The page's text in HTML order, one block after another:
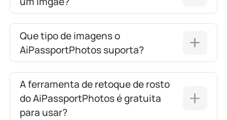
Que tipo de imagens o
AiPassportPhotos suporta?
A ferramenta de retoque de rosto
do AiPassportPhotos é gratuita
para usar?